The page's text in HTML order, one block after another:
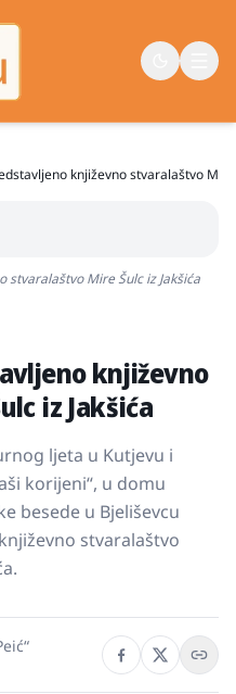
književno stvaralaštvo Mire
stvaralaštvo Mire Šulc iz Jakšića
književno
iz Jakšića
ljeta u Kutjevu i
korijeni“, u domu
besede u Bjeliševcu
stvaralaštvo